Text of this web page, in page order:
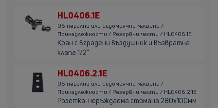
HL0406.1E
06 перални или съдомиячни машини /
Принадлежности / Резервни части / HL0406.1E
Кран с вградени въздушник и възвратна
клапа 1/2"
HL0406.2.1E
06 перални или съдомиячни машини /
Принадлежности / Резервни части / HL0406.2.1E
Розетка-неръждаема стомана 280х100мм